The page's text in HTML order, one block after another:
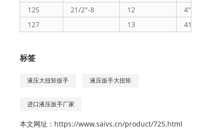
125
21/2"-8 12
4"-16UN
127
13 41/4"-
标签
液压大扭矩扳手 液压扳手大扭矩
进口液压扳手厂家
本文网址： https://www.saivs.cn/product/725.html